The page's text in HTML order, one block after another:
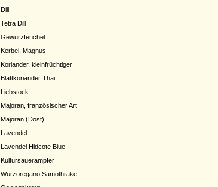
Dill
Tetra Dill
Gewürzfenchel
Kerbel, Magnus
Koriander, kleinfrüchtiger
Blattkoriander Thai
Liebstock
Majoran, französischer Art
Majoran (Dost)
Lavendel
Lavendel Hidcote Blue
Kultursauerampfer
Würzoregano Samothrake